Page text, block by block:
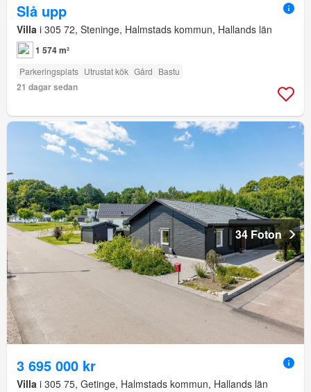
Slå upp
Villa i 305 72, Steninge, Halmstads kommun, Hallands län
1 574 m²
Parkeringsplats Utrustat kök Gård Bastu
21 dagar sedan
34 Foton
3 695 000 kr
Villa i 305 75, Getinge, Halmstads kommun, Hallands län